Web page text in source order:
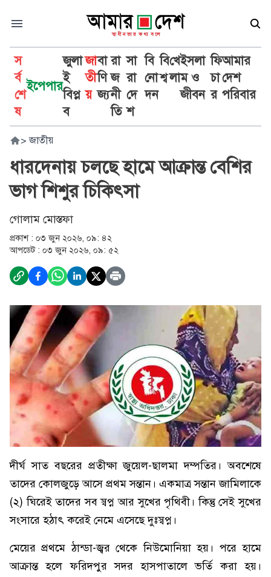
স
র্ব
শে
ষ
ইপেপার
জুলা
ই
বিপ্ল
ব
জা
তী
য়
বা
ণি
জ্য
রা
জ
নী
তি
সা
রা
দে
শ
বি
নো
দন
বি
শ্ব
খে
লা
ইসলা
ম ও
জীবন
ফি
চা
র
আমার
দেশ
পরিবার
> জাতীয়
ধারদেনায় চলছে হামে আক্রান্ত বেশির
ভাগ শিশুর চিকিৎসা
গোলাম মোস্তফা
প্রকাশ : ০৩ জুন ২০২৬, ০৯: ৪২
আপডেট : ০৩ জুন ২০২৬, ০৯: ৫২
দীর্ঘ সাত বছরের প্রতীক্ষা জুয়েল-ছালমা দম্পতির। অবশেষে
তাদের কোলজুড়ে আসে প্রথম সন্তান। একমাত্র সন্তান জামিলাকে
(২) ঘিরেই তাদের সব স্বপ্ন আর সুখের পৃথিবী। কিন্তু সেই সুখের
সংসারে হঠাৎ করেই নেমে এসেছে দুঃস্বপ্ন।
মেয়ের প্রথমে ঠান্ডা-জ্বর থেকে নিউমোনিয়া হয়। পরে হামে
আক্রান্ত হলে ফরিদপুর সদর হাসপাতালে ভর্তি করা হয়।